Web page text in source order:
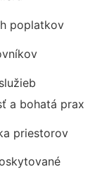
poplatkov
a bohatá prax
priestorov